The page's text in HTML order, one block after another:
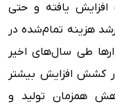
افزایش یافته و حتی
هزینه تمام‌شده در
طی سال‌های اخیر
کشش افزایش بیشتر
همزمان تولید و